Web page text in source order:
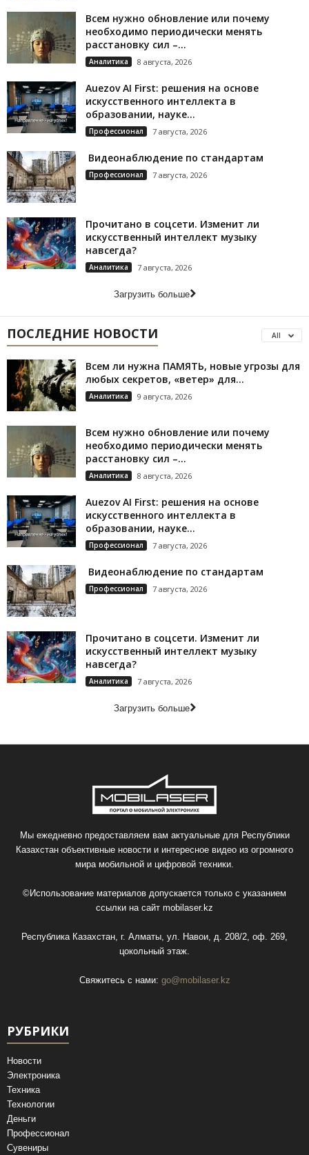
Всем нужно обновление или почему
необходимо периодически менять
расстановку сил –...
Аналитика 8 августа, 2026
Auezov AI First: решения на основе
искусственного интеллекта в
образовании, науке...
Профессионал 7 августа, 2026
Видеонаблюдение по стандартам
Профессионал 7 августа, 2026
Прочитано в соцсети. Изменит ли
искусственный интеллект музыку
навсегда?
Аналитика 7 августа, 2026
Загрузить больше
ПОСЛЕДНИЕ НОВОСТИ All
Всем ли нужна ПАМЯТЬ, новые угрозы для
любых секретов, «ветер» для...
Аналитика 9 августа, 2026
Всем нужно обновление или почему
необходимо периодически менять
расстановку сил –...
Аналитика 8 августа, 2026
Auezov AI First: решения на основе
искусственного интеллекта в
образовании, науке...
Профессионал 7 августа, 2026
Видеонаблюдение по стандартам
Профессионал 7 августа, 2026
Прочитано в соцсети. Изменит ли
искусственный интеллект музыку
навсегда?
Аналитика 7 августа, 2026
Загрузить больше
Мы ежедневно предоставляем вам актуальные для Республики
Казахстан объективные новости и интересное видео из огромного
мира мобильной и цифровой техники.
©Использование материалов допускается только с указанием
ссылки на сайт mobilaser.kz
Республика Казахстан, г. Алматы, ул. Навои, д. 208/2, оф. 269,
цокольный этаж.
Свяжитесь с нами: go@mobilaser.kz
РУБРИКИ
Новости
Электроника
Техника
Технологии
Деньги
Профессионал
Сувениры